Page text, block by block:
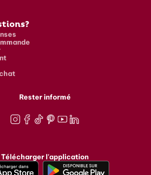
Rester informé
Télécharger l'application